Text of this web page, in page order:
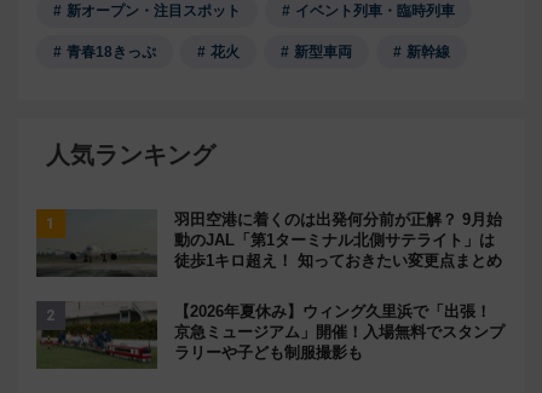
新オープン・注目スポット イベント列車・臨時列車
青春18きっぷ 花火 新型車両 新幹線
人気ランキング
羽田空港に着くのは出発何分前が正解？ 9月始
動のJAL「第1ターミナル北側サテライト」は
徒歩1キロ超え！ 知っておきたい変更点まとめ
【2026年夏休み】ウィング久里浜で「出張！
京急ミュージアム」開催！入場無料でスタンプ
ラリーや子ども制服撮影も